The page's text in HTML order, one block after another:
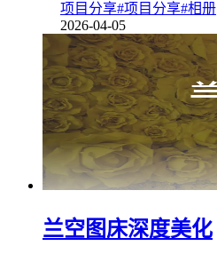
项目分享#项目分享#相册
2026-04-05
兰空图床深度美化